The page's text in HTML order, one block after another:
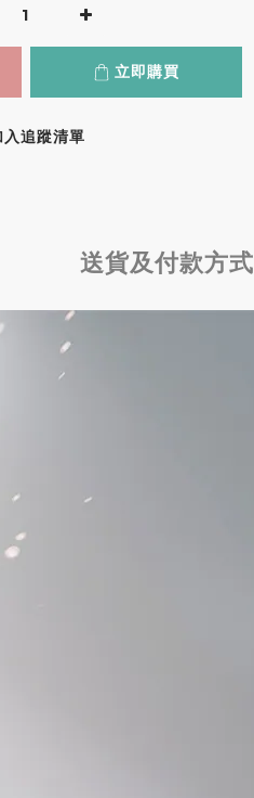
立即購買
入追蹤清單
送貨及付款方式